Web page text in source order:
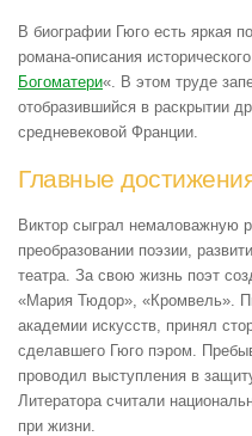
В биографии Гюго есть яркая
романа-описания
Богоматери«. В этом труде
отобразившийся в раскрытии
средневековой Франции.
Главные
Виктор сыграл немаловажную
преобразовании поэзии,
театра. За свою жизнь поэт
«Мария Тюдор», «Кромвель».
академии искусств, принял
сделавшего Гюго пэром.
проводил выступления в
Литератора считали
при жизни.